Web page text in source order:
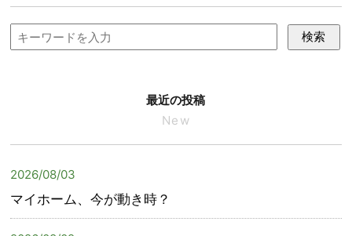
検索
最近の投稿
New
2026/08/03
マイホーム、今が動き時？